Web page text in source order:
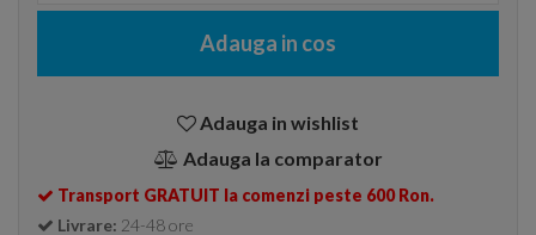
Adauga in cos
Adauga in wishlist
Adauga la comparator
Transport GRATUIT la comenzi peste 600 Ron.
Livrare: 24-48 ore